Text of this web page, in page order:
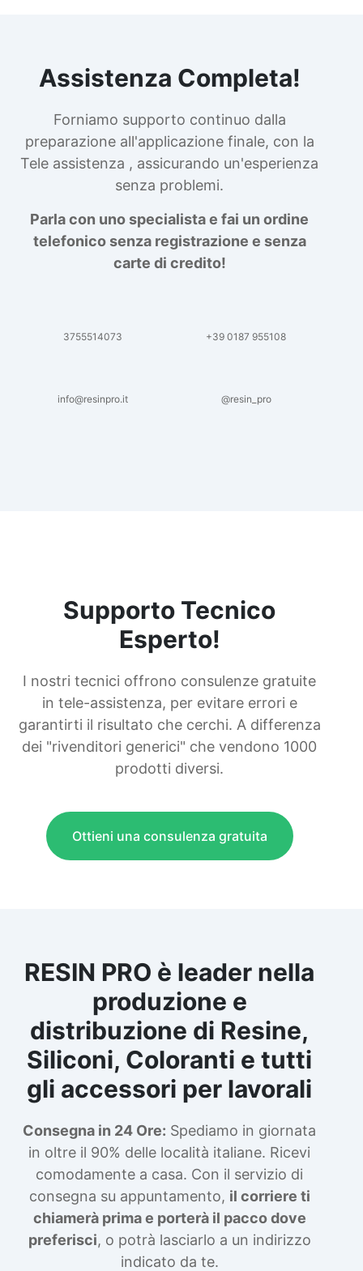
Assistenza Completa!
Forniamo supporto continuo dalla
preparazione all'applicazione finale, con la
Tele assistenza , assicurando un'esperienza
senza problemi.
Parla con uno specialista e fai un ordine
telefonico senza registrazione e senza
carte di credito!
3755514073 +39 0187 955108
info@resinpro.it @resin_pro
Supporto Tecnico
Esperto!
I nostri tecnici offrono consulenze gratuite
in tele-assistenza, per evitare errori e
garantirti il risultato che cerchi. A differenza
dei "rivenditori generici" che vendono 1000
prodotti diversi.
Ottieni una consulenza gratuita
RESIN PRO è leader nella
produzione e
distribuzione di Resine,
Siliconi, Coloranti e tutti
gli accessori per lavorali
Consegna in 24 Ore: Spediamo in giornata
in oltre il 90% delle località italiane. Ricevi
comodamente a casa. Con il servizio di
consegna su appuntamento, il corriere ti
chiamerà prima e porterà il pacco dove
preferisci, o potrà lasciarlo a un indirizzo
indicato da te.